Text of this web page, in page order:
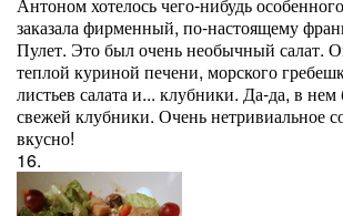
заказала фирменный, по-настоящему
Пулет. Это был очень необычный салат.
теплой куриной печени, морского
листьев салата и... клубники. Да-да, в
свежей клубники. Очень нетривиальное
вкусно!
16.